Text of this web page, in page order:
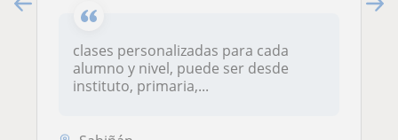
clases personalizadas para cada
alumno y nivel, puede ser desde
instituto, primaria,...